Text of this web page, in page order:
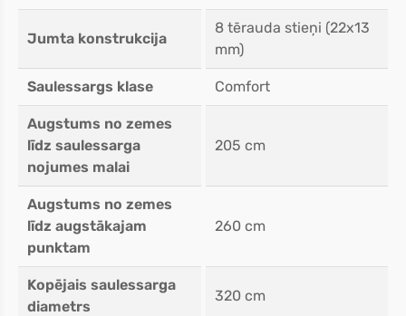
Jumta konstrukcija
8 tērauda stieņi (22x13
mm)
Saulessargs klase Comfort
Augstums no zemes
līdz saulessarga
nojumes malai
205 cm
Augstums no zemes
līdz augstākajam
punktam
260 cm
Kopējais saulessarga
diametrs
320 cm